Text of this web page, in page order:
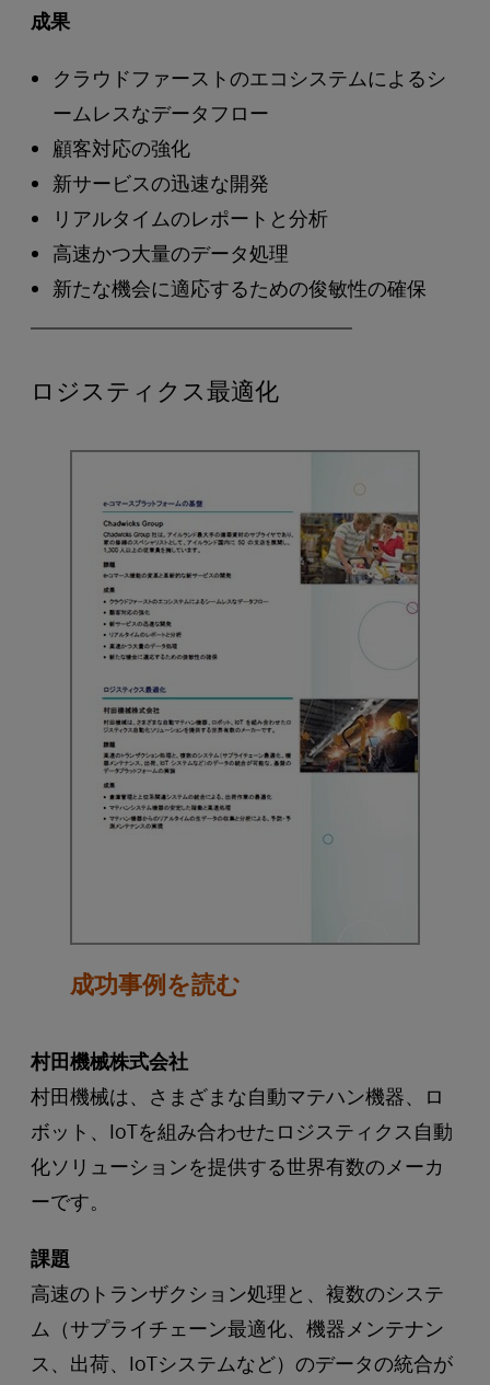
成果
クラウドファーストのエコシステムによるシ
ームレスなデータフロー
顧客対応の強化
新サービスの迅速な開発
リアルタイムのレポートと分析
高速かつ大量のデータ処理
新たな機会に適応するための俊敏性の確保
ロジスティクス最適化
成功事例を読む
村田機械株式会社
村田機械は、さまざまな自動マテハン機器、ロ
ボット、IoTを組み合わせたロジスティクス自動
化ソリューションを提供する世界有数のメーカ
ーです。
課題
高速のトランザクション処理と、複数のシステ
ム（サプライチェーン最適化、機器メンテナン
ス、出荷、IoTシステムなど）のデータの統合が